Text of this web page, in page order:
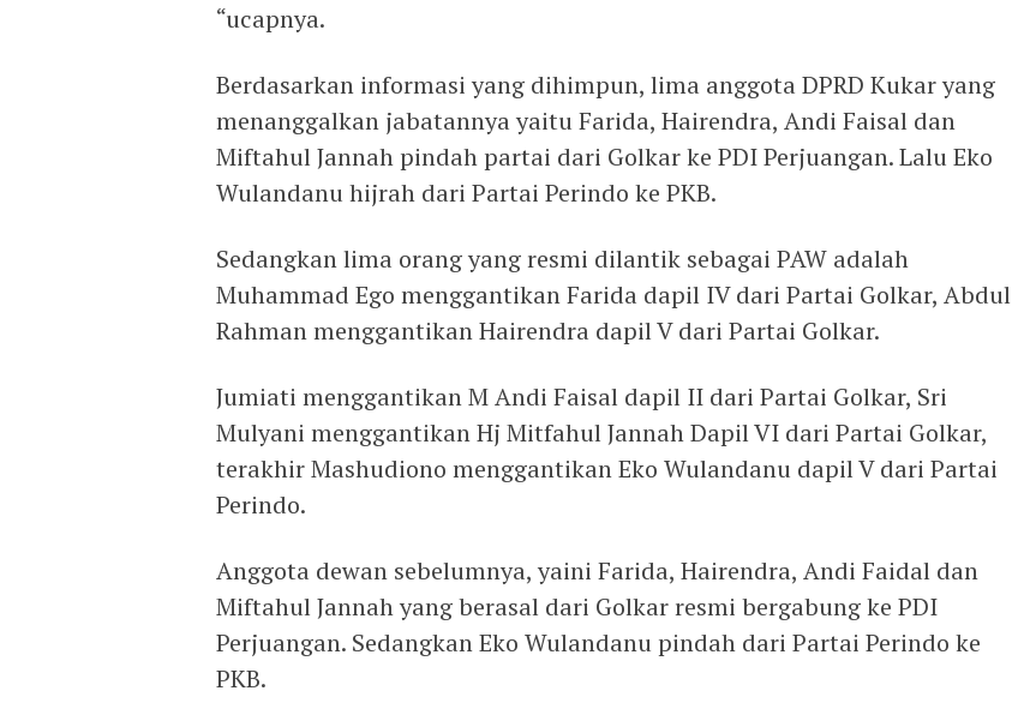
“ucapnya.
Berdasarkan informasi yang dihimpun, lima anggota DPRD Kukar yang
menanggalkan jabatannya yaitu Farida, Hairendra, Andi Faisal dan
Miftahul Jannah pindah partai dari Golkar ke PDI Perjuangan. Lalu Eko
Wulandanu hijrah dari Partai Perindo ke PKB.
Sedangkan lima orang yang resmi dilantik sebagai PAW adalah
Muhammad Ego menggantikan Farida dapil IV dari Partai Golkar, Abdul
Rahman menggantikan Hairendra dapil V dari Partai Golkar.
Jumiati menggantikan M Andi Faisal dapil II dari Partai Golkar, Sri
Mulyani menggantikan Hj Mitfahul Jannah Dapil VI dari Partai Golkar,
terakhir Mashudiono menggantikan Eko Wulandanu dapil V dari Partai
Perindo.
Anggota dewan sebelumnya, yaini Farida, Hairendra, Andi Faidal dan
Miftahul Jannah yang berasal dari Golkar resmi bergabung ke PDI
Perjuangan. Sedangkan Eko Wulandanu pindah dari Partai Perindo ke
PKB.